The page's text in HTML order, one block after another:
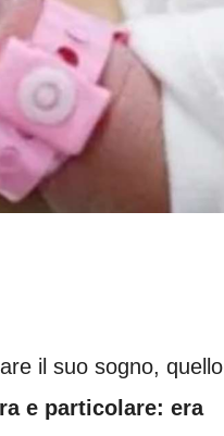
il suo sogno, quello
e particolare: era